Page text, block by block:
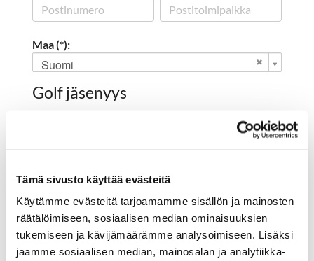
Tämä sivusto käyttää evästeitä
Käytämme evästeitä tarjoamamme sisällön ja mainosten
räätälöimiseen, sosiaalisen median ominaisuuksien
tukemiseen ja kävijämäärämme analysoimiseen. Lisäksi
jaamme sosiaalisen median, mainosalan ja analytiikka-
Maa (*):
Suomi
Golf jäsenyys
Jäsennumero:
Rekisteröidy